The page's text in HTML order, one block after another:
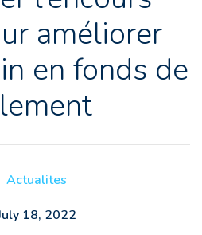
améliorer
en fonds de
Actualites
18, 2022